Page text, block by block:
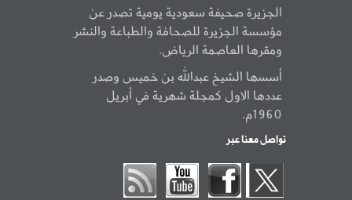
الجزيرة صحيفة سعودية يومية تصدر عن
مؤسسة الجزيرة للصحافة والطباعة والنشر
ومقرها العاصمة الرياض.
أسسها الشيخ عبدالله بن خميس وصدر
عددها الاول كمجلة شهرية في أبريل
1960م.
تواصل معنا عبر